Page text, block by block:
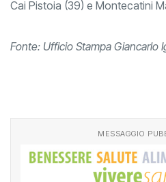
Cai Pistoia (39) e Montecatini
Fonte: Ufficio Stampa Giancarlo
MESSAGGIO